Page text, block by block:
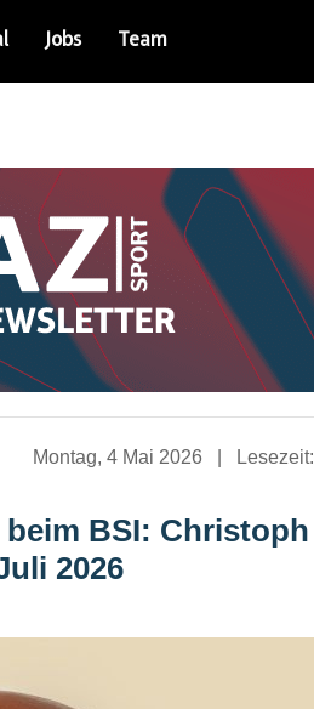
Jobs Team
Montag, 4 Mai 2026 Lesezeit:
BSI: Christoph
2026